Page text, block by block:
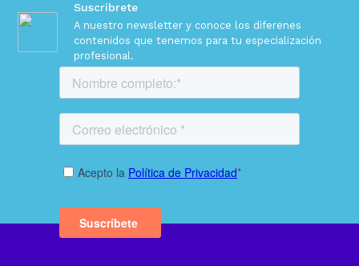
Suscríbrete
A nuestro newsletter y conoce los diferenes
contenidos que tenemos para tu especialización
profesional.